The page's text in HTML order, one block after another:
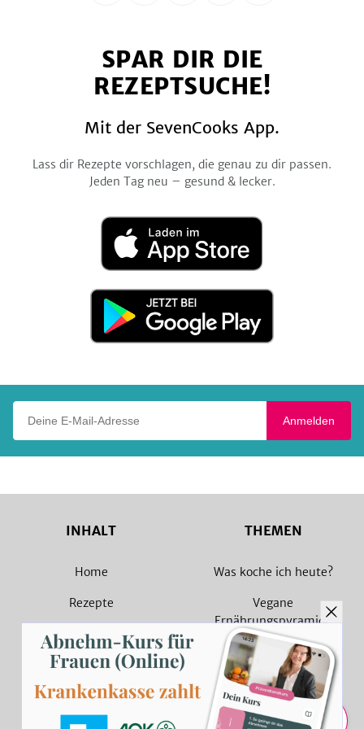
FacebookTwitterPinterestInstagramYouTube
SPAR DIR DIE
REZEPTSUCHE!
Mit der SevenCooks App.
Lass dir Rezepte vorschlagen, die genau zu dir passen.
Jeden Tag neu – gesund & lecker.
Laden
im
App
Jetzt
Google
Anmelden
INHALT
Home
Rezepte
Magazin
Sammlungen
Rezept Suche
THEMEN
Was koche ich heute?
Vegane
Ernährungspyramide
Vegane Rezepte
Vegetarische Rezepte